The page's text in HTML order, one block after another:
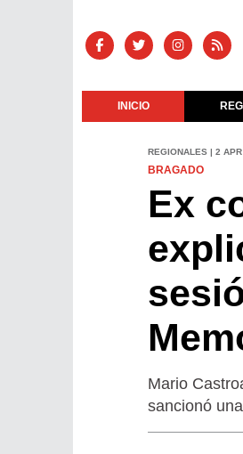
INICIO
REGIONALES | 2
BRAGADO
Ex
Mario
sancionó